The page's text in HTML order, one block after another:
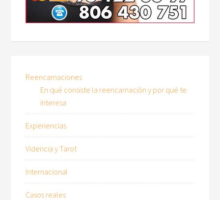
Reencarnaciones
En qué consiste la reencarnación y por qué te
interesa
Experiencias
Videncia y Tarot
Internacional
Casos reales